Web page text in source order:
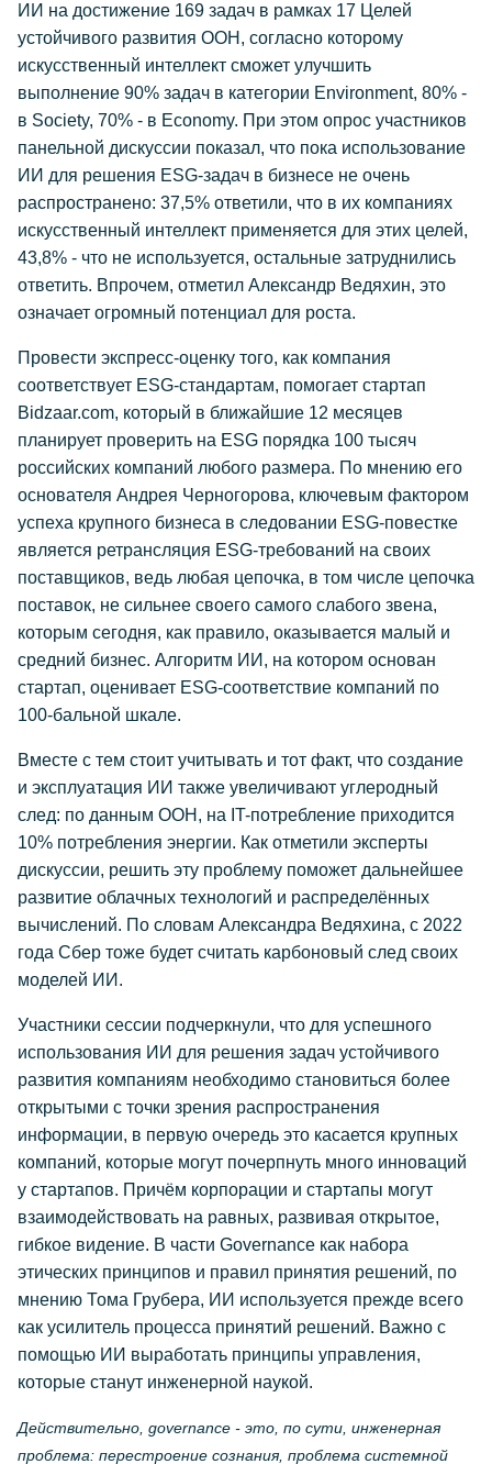
ИИ на достижение 169 задач в рамках 17 Целей
устойчивого развития ООН, согласно которому
искусственный интеллект сможет улучшить
выполнение 90% задач в категории Environment, 80% -
в Society, 70% - в Economy. При этом опрос участников
панельной дискуссии показал, что пока использование
ИИ для решения ESG-задач в бизнесе не очень
распространено: 37,5% ответили, что в их компаниях
искусственный интеллект применяется для этих целей,
43,8% - что не используется, остальные затруднились
ответить. Впрочем, отметил Александр Ведяхин, это
означает огромный потенциал для роста.
Провести экспресс-оценку того, как компания
соответствует ESG-стандартам, помогает стартап
Bidzaar.com, который в ближайшие 12 месяцев
планирует проверить на ESG порядка 100 тысяч
российских компаний любого размера. По мнению его
основателя Андрея Черногорова, ключевым фактором
успеха крупного бизнеса в следовании ESG-повестке
является ретрансляция ESG-требований на своих
поставщиков, ведь любая цепочка, в том числе цепочка
поставок, не сильнее своего самого слабого звена,
которым сегодня, как правило, оказывается малый и
средний бизнес. Алгоритм ИИ, на котором основан
стартап, оценивает ESG-соответствие компаний по
100-бальной шкале.
Вместе с тем стоит учитывать и тот факт, что создание
и эксплуатация ИИ также увеличивают углеродный
след: по данным ООН, на IT-потребление приходится
10% потребления энергии. Как отметили эксперты
дискуссии, решить эту проблему поможет дальнейшее
развитие облачных технологий и распределённых
вычислений. По словам Александра Ведяхина, с 2022
года Сбер тоже будет считать карбоновый след своих
моделей ИИ.
Участники сессии подчеркнули, что для успешного
использования ИИ для решения задач устойчивого
развития компаниям необходимо становиться более
открытыми с точки зрения распространения
информации, в первую очередь это касается крупных
компаний, которые могут почерпнуть много инноваций
у стартапов. Причём корпорации и стартапы могут
взаимодействовать на равных, развивая открытое,
гибкое видение. В части Governance как набора
этических принципов и правил принятия решений, по
мнению Тома Грубера, ИИ используется прежде всего
как усилитель процесса принятий решений. Важно с
помощью ИИ выработать принципы управления,
которые станут инженерной наукой.
Действительно, governance - это, по сути, инженерная
проблема: перестроение сознания, проблема системной